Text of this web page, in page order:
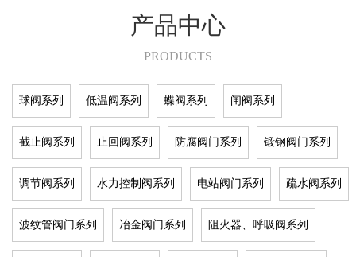
产品中心
PRODUCTS
球阀系列 低温阀系列 蝶阀系列 闸阀系列
截止阀系列 止回阀系列 防腐阀门系列 锻钢阀门系列
调节阀系列 水力控制阀系列 电站阀门系列 疏水阀系列
波纹管阀门系列 冶金阀门系列 阻火器、呼吸阀系列